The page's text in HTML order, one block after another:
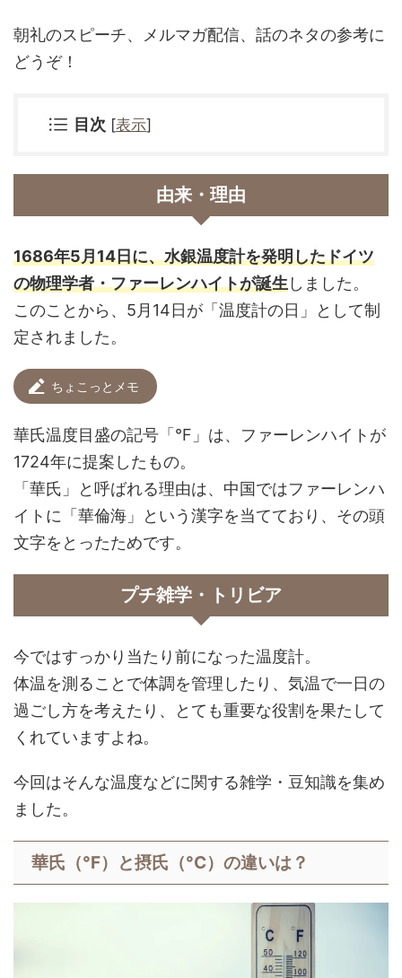
朝礼のスピーチ、メルマガ配信、話のネタの参考に
どうぞ！
目次 [表示]
由来・理由
1686年5月14日に、水銀温度計を発明したドイツ
の物理学者・ファーレンハイトが誕生しました。
このことから、5月14日が「温度計の日」として制
定されました。
ちょこっとメモ
華氏温度目盛の記号「°F」は、ファーレンハイトが
1724年に提案したもの。
「華氏」と呼ばれる理由は、中国ではファーレンハ
イトに「華倫海」という漢字を当てており、その頭
文字をとったためです。
プチ雑学・トリビア
今ではすっかり当たり前になった温度計。
体温を測ることで体調を管理したり、気温で一日の
過ごし方を考えたり、とても重要な役割を果たして
くれていますよね。
今回はそんな温度などに関する雑学・豆知識を集め
ました。
華氏（°F）と摂氏（°C）の違いは？